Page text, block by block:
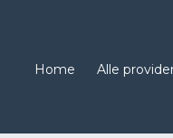
Home Alle